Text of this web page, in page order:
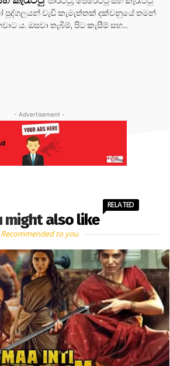
වැඩි කැමැත්තක් දක්වනුයේ තමන්
ය. ඔසවා තැබීම්, පිට කැසීම් සහ...
- Advertisement -
might also like
RELATED
Recommended to you